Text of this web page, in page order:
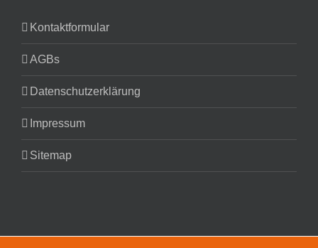
Kontaktformular
AGBs
Datenschutzerklärung
Impressum
Sitemap